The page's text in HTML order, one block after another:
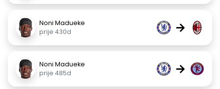
Noni Madueke
prije 430d
→
Noni Madueke
prije 485d
→